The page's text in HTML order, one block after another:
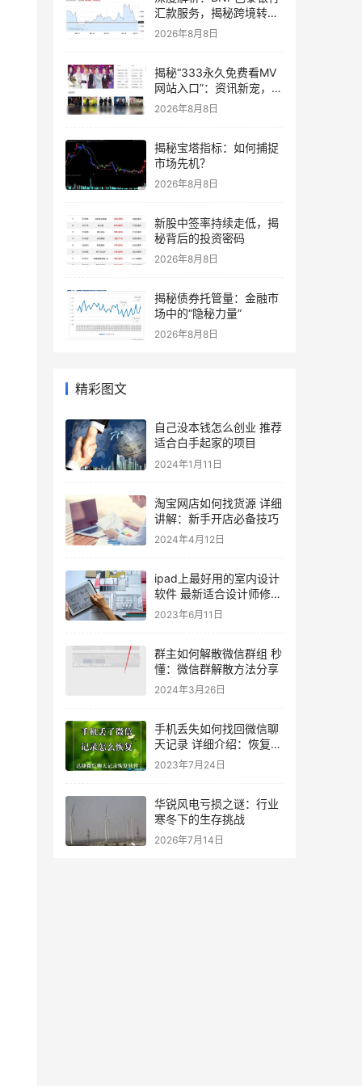
汇款服务，揭秘跨境转账
的“速度与激情”
2026年8月8日
揭秘“333永久免费看MV
网站入口”：资讯新宠，你
了解多少？
2026年8月8日
揭秘宝塔指标：如何捕捉
市场先机？
2026年8月8日
新股中签率持续走低，揭
秘背后的投资密码
2026年8月8日
揭秘债券托管量：金融市
场中的“隐秘力量”
2026年8月8日
精彩图文
自己没本钱怎么创业 推荐
适合白手起家的项目
2024年1月11日
淘宝网店如何找货源 详细
讲解：新手开店必备技巧
2024年4月12日
ipad上最好用的室内设计
软件 最新适合设计师修图
的必备程序
2023年6月11日
群主如何解散微信群组 秒
懂：微信群解散方法分享
2024年3月26日
手机丢失如何找回微信聊
天记录 详细介绍：恢复微
信聊天记录教程
2023年7月24日
华锐风电亏损之谜：行业
寒冬下的生存挑战
2026年7月14日